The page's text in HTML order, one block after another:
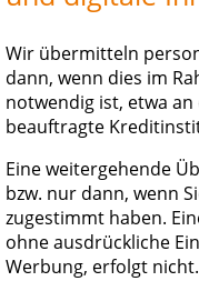
Wir übermitteln
dann, wenn dies im
notwendig ist, etwa
beauftragte
Eine weitergehende
bzw. nur dann, wenn
zugestimmt haben.
ohne ausdrückliche
Werbung, erfolgt nicht.